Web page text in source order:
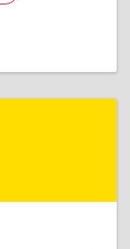
Короленко